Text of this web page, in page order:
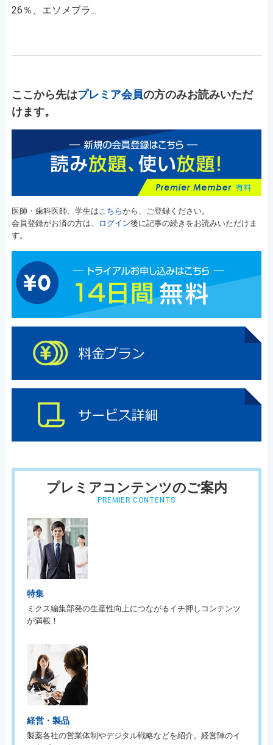
26％、エソメプラ...
ここから先はプレミア会員の方のみお読みいただ
けます。
医師・歯科医師、学生はこちらから、ご登録ください。
会員登録がお済の方は、
ログイン後に記事の続きをお読みいただけま
す。
プレミアコンテンツのご案内
PREMIER CONTENTS
特集
ミクス編集部発の生産性向上につながるイチ押しコンテンツ
が満載！
経営・製品
製薬各社の営業体制やデジタル戦略などを紹介。経営陣のイ